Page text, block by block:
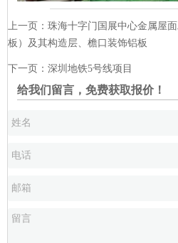
上一页： 珠海十字门国展中心金属屋
板）及其构造层、檐口装饰铝板
下一页： 深圳地铁5号线项目
给我们留言，免费获取报价！